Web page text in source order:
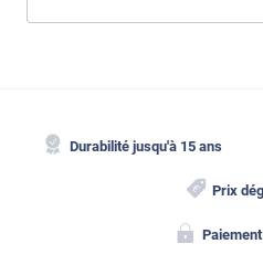
Durabilité jusqu'à 15 ans
Prix